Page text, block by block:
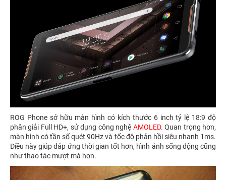
ROG Phone sở hữu màn hình có kích thước 6 inch tỷ lệ 18:9 độ
phân giải Full HD+, sử dụng công nghệ AMOLED. Quan trọng hơn,
màn hình có tần số quét 90Hz và tốc độ phản hồi siêu nhanh 1ms.
Điều này giúp đáp ứng thời gian tốt hơn, hình ảnh sống động cũng
như thao tác mượt mà hơn.